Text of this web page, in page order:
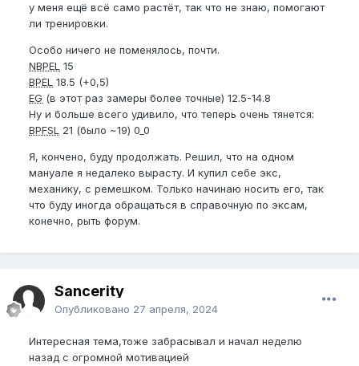
у меня ещё всё само растёт, так что не знаю, помогают
ли тренировки.
Особо ничего не поменялось, почти.
NBPEL 15
BPEL 18.5 (+0,5)
EG (в этот раз замеры более точные) 12.5-14.8
Ну и больше всего удивило, что теперь очень тянется:
BPFSL
21 (было ~19) 0_0
Я, кончено, буду продолжать. Решил, что на одном
мануале я недалеко вырасту. И купил себе экс,
механику, с ремешком. Только начинаю носить его, так
что буду иногда обращаться в справочную по эксам,
конечно, рыть форум.
Sancerity
Опубликовано 27 апреля, 2024
Интересная тема,тоже забрасывал и начал неделю
назад с огромной мотивацией